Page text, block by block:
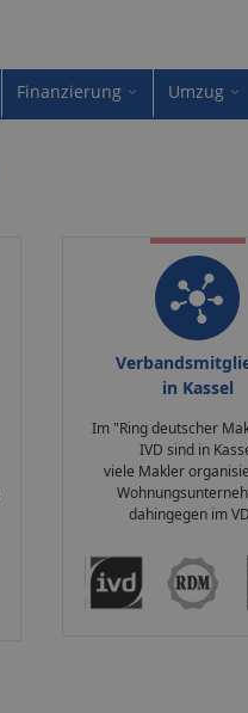
Finanzierung Umzug
in Kassel
Im "Ring deutscher
IVD sind in
viele Makler
dahingegen im